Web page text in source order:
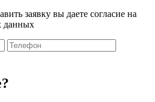
заявку вы даете согласие на
данных